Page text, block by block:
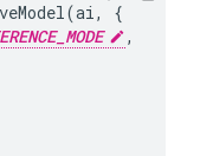
(ai,
{
,